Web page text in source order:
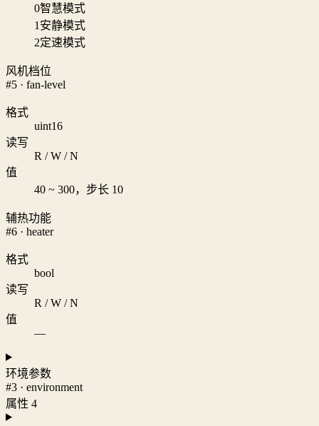
0智慧模式
1 安静模式
2定速模式
风机档位
#5 · fan-level
格式
uint16
读写
R / W / N
值
40 ~ 300，步长 10
辅热功能
#6 · heater
格式
bool
读写
R / W / N
值
—
环境参数
#3 · environment
属性 4